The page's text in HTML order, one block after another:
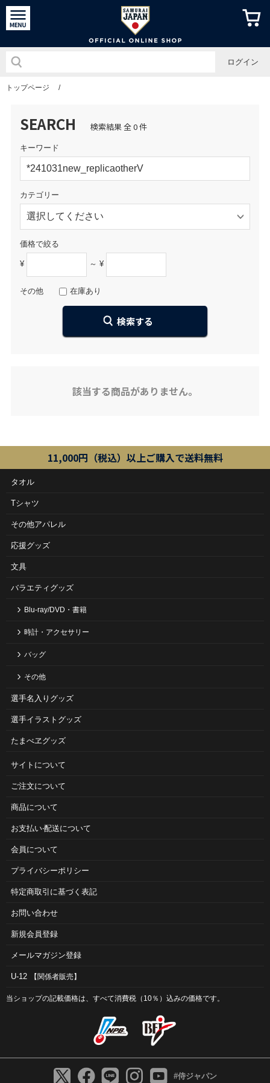
侍ジャパ
ログイン
トップページ /
SEARCH 検索結果 全 0 件
キーワード
カテゴリー
価格で絞る
¥ ～ ¥
その他 在庫あり
該当する商品がありません。
11,000円（税込）以上ご購入で送料無料
タオル
Tシャツ
その他アパレル
応援グッズ
文具
バラエティグッズ
Blu-ray/DVD・書籍
時計・アクセサリー
バッグ
その他
選手名入りグッズ
選手イラストグッズ
たまべヱグッズ
サイトについて
ご注⽂について
商品について
お⽀払い‧配送について
会員について
プライバシーポリシー
特定商取引に基づく表記
お問い合わせ
新規会員登録
メールマガジン登録
U-12 【関係者販売】
当ショップの記載価格は、すべて消費税（10％）込みの価格です。
#侍ジャパン